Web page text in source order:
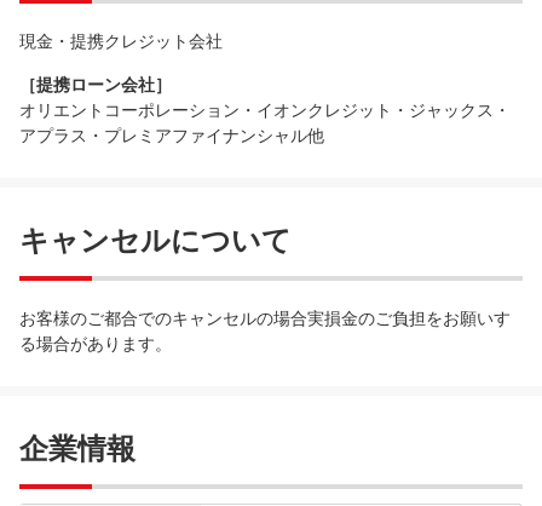
現金・提携クレジット会社
［提携ローン会社］
オリエントコーポレーション・イオンクレジット・ジャックス・
アプラス・プレミアファイナンシャル他
キャンセルについて
お客様のご都合でのキャンセルの場合実損金のご負担をお願いす
る場合があります。
企業情報